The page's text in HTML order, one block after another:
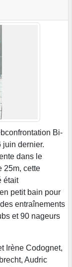
Bi-
juin dernier.
dans le
25m, cette
était
petit bain pour
entraînements
et 90 nageurs
Irène Codognet,
Audric